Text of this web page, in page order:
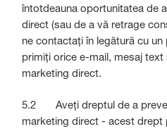
întotdeauna oportunitatea de
direct (sau de a vă retrage
ne contactați în legătură cu
primiți orice e-mail, mesaj
marketing direct.
5.2 Aveți dreptul de a
marketing direct - acest